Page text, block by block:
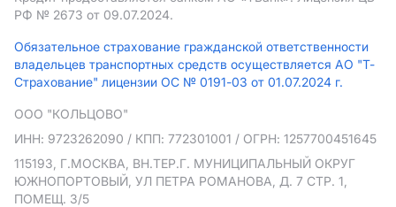
РФ № 2673 от 09.07.2024.
Обязательное страхование гражданской ответственности
владельцев транспортных средств осуществляется АО "Т-
Страхование" лицензии ОС № 0191-03 от 01.07.2024 г.
ООО "КОЛЬЦОВО"
ИНН: 9723262090 / КПП: 772301001 / ОГРН: 1257700451645
115193, Г.МОСКВА, ВН.ТЕР.Г. МУНИЦИПАЛЬНЫЙ ОКРУГ
ЮЖНОПОРТОВЫЙ, УЛ ПЕТРА РОМАНОВА, Д. 7 СТР. 1,
ПОМЕЩ. 3/5